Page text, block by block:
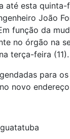
até esta quinta-
João
função da
no órgão na
terça-feira (11).
para os
novo